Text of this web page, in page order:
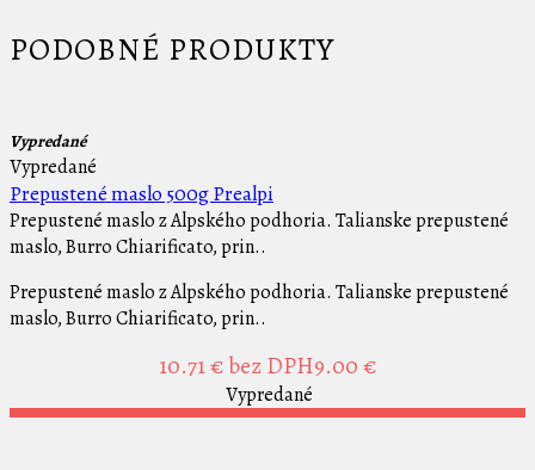
PODOBNÉ PRODUKTY
Vypredané
Vypredané
Prepustené maslo 500g Prealpi
Prepustené maslo z Alpského podhoria. Talianske prepustené
maslo, Burro Chiarificato, prin..
Prepustené maslo z Alpského podhoria. Talianske prepustené
maslo, Burro Chiarificato, prin..
10.71 €bez DPH9.00 €
Vypredané